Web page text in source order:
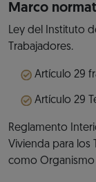
Marco
Ley del Instituto
Trabajadores.
Artículo 29
Artículo 29
Reglamento
Vivienda para los
como Organismo